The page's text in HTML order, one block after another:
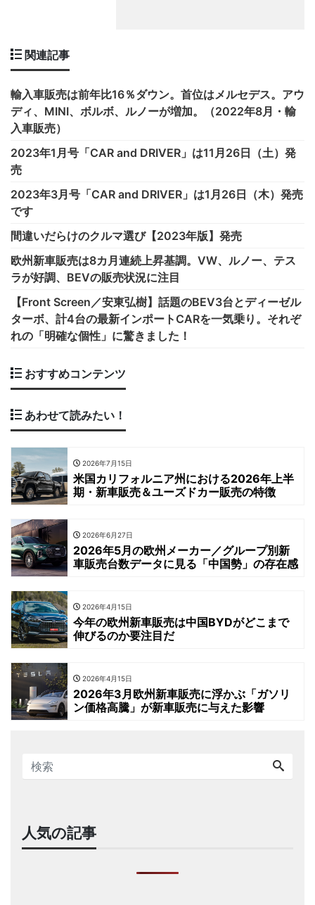
関連記事
輸入車販売は前年比16％ダウン。首位はメルセデス。アウ
ディ、MINI、ボルボ、ルノーが増加。（2022年8月・輸
入車販売）
2023年1月号「CAR and DRIVER」は11月26日（土）発
売
2023年3月号「CAR and DRIVER」は1月26日（木）発売
です
間違いだらけのクルマ選び【2023年版】発売
欧州新車販売は8カ月連続上昇基調。VW、ルノー、テス
ラが好調、BEVの販売状況に注目
【Front Screen／安東弘樹】話題のBEV3台とディーゼル
ターボ、計4台の最新インポートCARを一気乗り。それぞ
れの「明確な個性」に驚きました！
おすすめコンテンツ
あわせて読みたい！
2026年7月15日
米国カリフォルニア州における2026年上半
期・新車販売＆ユーズドカー販売の特徴
2026年6月27日
2026年5月の欧州メーカー／グループ別新
車販売台数データに見る「中国勢」の存在感
2026年4月15日
今年の欧州新車販売は中国BYDがどこまで
伸びるのか要注目だ
2026年4月15日
2026年3月欧州新車販売に浮かぶ「ガソリ
ン価格高騰」が新車販売に与えた影響
人気の記事